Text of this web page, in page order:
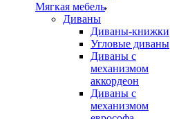
Мягкая мебель
Диваны
Диваны-книжки
Угловые диваны
Диваны с
механизмом
аккордеон
Диваны с
механизмом